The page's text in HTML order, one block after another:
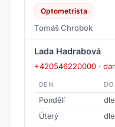
Optometrista
Tomáš Chrobok
Lada Hadrabová
+420546220000 ·
DEN
Pondělí
Úterý